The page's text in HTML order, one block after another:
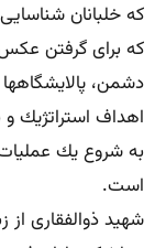
كه خلبانان
كه برای گرفتن
دشمن،
اهداف استراتژیك
به شروع یك
است.
شهید ذوالفقاری از